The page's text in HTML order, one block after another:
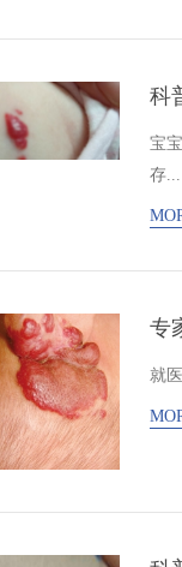
科
宝
存...
专
就